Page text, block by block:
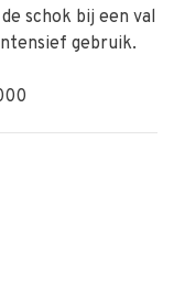
schok bij een val
gebruik.